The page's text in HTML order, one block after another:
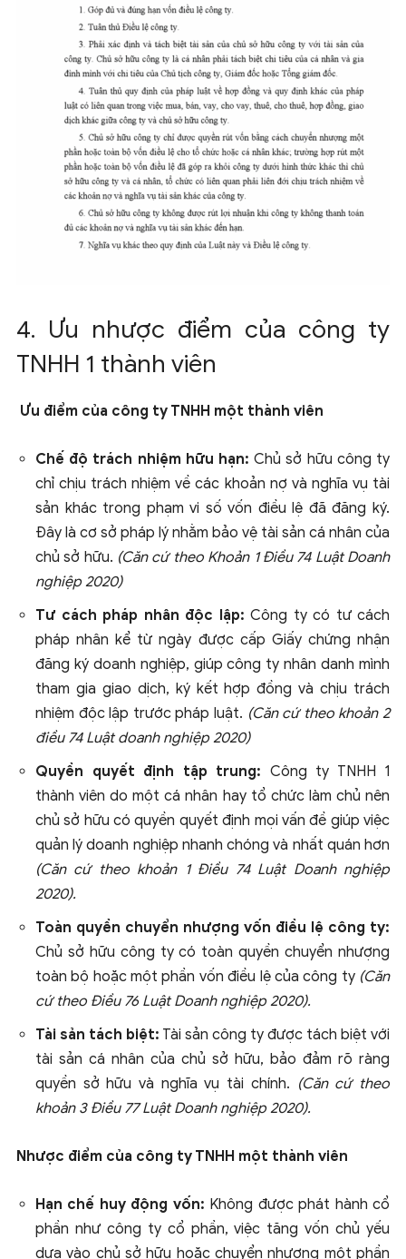
4. Ưu nhược điểm của công ty
TNHH 1 thành viên
Ưu điểm của công ty TNHH một thành viên
Chế độ trách nhiệm hữu hạn: Chủ sở hữu công ty
chỉ chịu trách nhiệm về các khoản nợ và nghĩa vụ tài
sản khác trong phạm vi số vốn điều lệ đã đăng ký.
Đây là cơ sở pháp lý nhằm bảo vệ tài sản cá nhân của
chủ sở hữu. (Căn cứ theo Khoản 1 Điều 74 Luật Doanh
nghiệp 2020)
Tư cách pháp nhân độc lập: Công ty có tư cách
pháp nhân kể từ ngày được cấp Giấy chứng nhận
đăng ký doanh nghiệp, giúp công ty nhân danh mình
tham gia giao dịch, ký kết hợp đồng và chịu trách
nhiệm độc lập trước pháp luật. (Căn cứ theo khoản 2
điều 74 Luật doanh nghiệp 2020)
Quyền quyết định tập trung: Công ty TNHH 1
thành viên do một cá nhân hay tổ chức làm chủ nên
chủ sở hữu có quyền quyết định mọi vấn đề giúp việc
quản lý doanh nghiệp nhanh chóng và nhất quán hơn
(Căn cứ theo khoản 1 Điều 74 Luật Doanh nghiệp
2020).
Toàn quyền chuyển nhượng vốn điều lệ công ty:
Chủ sở hữu công ty có toàn quyền chuyển nhượng
toàn bộ hoặc một phần vốn điều lệ của công ty (Căn
cứ theo Điều 76 Luật Doanh nghiệp 2020).
Tài sản tách biệt: Tài sản công ty được tách biệt với
tài sản cá nhân của chủ sở hữu, bảo đảm rõ ràng
quyền sở hữu và nghĩa vụ tài chính. (Căn cứ theo
khoản 3 Điều 77 Luật Doanh nghiệp 2020).
Nhược điểm của công ty TNHH một thành viên
Hạn chế huy động vốn: Không được phát hành cổ
phần như công ty cổ phần, việc tăng vốn chủ yếu
dựa vào chủ sở hữu hoặc chuyển nhượng một phần